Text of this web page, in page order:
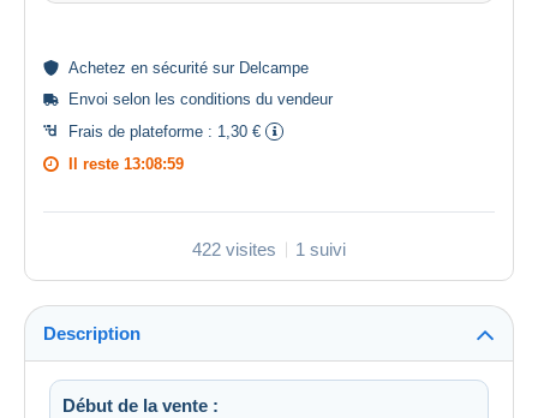
Achetez en sécurité sur Delcampe
Envoi selon les conditions du vendeur
Frais de plateforme : 1,30 €
Il reste 13:08:59
422 visites 1 suivi
Description
Début de la vente :